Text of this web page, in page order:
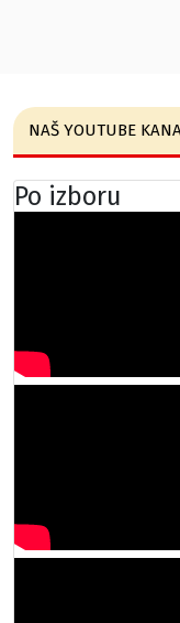
NAŠ YOUTUBE
Po izboru